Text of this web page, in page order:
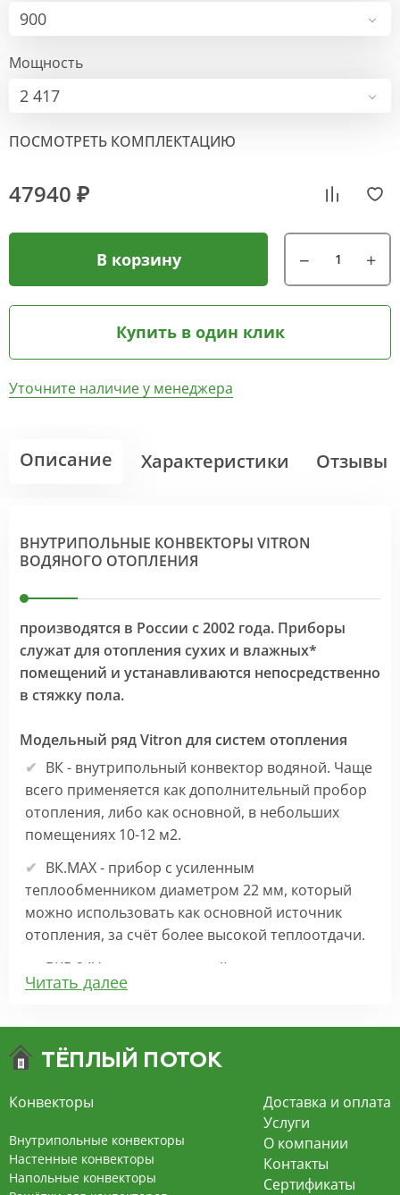
900
Мощность
2 417
ПОСМОТРЕТЬ КОМПЛЕКТАЦИЮ
47940 ₽
В корзину
Купить в один клик
Уточните наличие у менеджера
Описание Характеристики Отзывы
ВНУТРИПОЛЬНЫЕ КОНВЕКТОРЫ VITRON
ВОДЯНОГО ОТОПЛЕНИЯ
производятся в России с 2002 года. Приборы
служат для отопления сухих и влажных*
помещений и устанавливаются непосредственно
в стяжку пола.
Модельный ряд Vitron для систем отопления
ВК - внутрипольный конвектор водяной. Чаще
всего применяется как дополнительный пробор
отопления, либо как основной, в небольших
помещениях 10-12 м2.
ВК.МАХ - прибор с усиленным
теплообменником диаметром 22 мм, который
можно использовать как основной источник
отопления, за счёт более высокой теплоотдачи.
ВКВ 24V – внутрипольный конвектор
отопления с вентилятором на 24В подходит для
экономит электроэнергию и бесшумно работает.
конвекцией на 220В. За счет тангенциального
вентилятора создает принудительную
конвекцию, что позволяет обогревать
помещения большой площади.
Читать далее
Конвекторы
Внутрипольные конвекторы
Настенные конвекторы
Напольные конвекторы
Доставка и оплата
Услуги
О компании
Контакты
Сертификаты